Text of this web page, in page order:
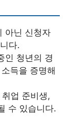
아닌 신청자
다.
인 청년의 경
득을 증명해
업 준비생,
수 있습니다.